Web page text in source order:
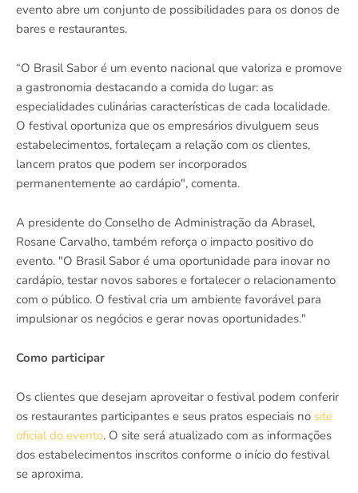
evento abre um conjunto de possibilidades para os donos de
bares e restaurantes.
“O Brasil Sabor é um evento nacional que valoriza e promove
a gastronomia destacando a comida do lugar: as
especialidades culinárias características de cada localidade.
O festival oportuniza que os empresários divulguem seus
estabelecimentos, fortaleçam a relação com os clientes,
lancem pratos que podem ser incorporados
permanentemente ao cardápio", comenta.
A presidente do Conselho de Administração da Abrasel,
Rosane Carvalho, também reforça o impacto positivo do
evento. "O Brasil Sabor é uma oportunidade para inovar no
cardápio, testar novos sabores e fortalecer o relacionamento
com o público. O festival cria um ambiente favorável para
impulsionar os negócios e gerar novas oportunidades."
Como participar
Os clientes que desejam aproveitar o festival podem conferir
os restaurantes participantes e seus pratos especiais no site
oficial do evento. O site será atualizado com as informações
dos estabelecimentos inscritos conforme o início do festival
se aproxima.